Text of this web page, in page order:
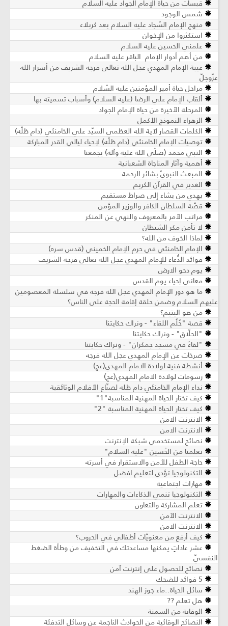
قبسات من حياة الإمام الجواد عليه السلام
شمس الوجود
منهج الإمام السّجاد عليه السلام بعد كربلاء
استكثروا من الإخوان
علمني الحسين عليه السلام
من أهم أدوار الإمام الباقر عليه السلام
غيبة الإمام المهدي عجل الله تعالى فرجه الشريف من أسرار الله
عزّوجلّ
مراحل حياة أمير المؤمنين عليه السّلام
ألقاب الإمام علي الرضا (عليه السلام) وأسباب تسميته بها
المرحلة الأخيرة من حياة الإمام الجواد
الزهراء النموذج الأكمل
الكلمات القصار لآية الله العظمى السيّد علي الخامنئي (دام ظلّه)
توصيات الإمام الخامنئي (دام ظلّه) لإحياء ليالي القدر المباركة
النبي محمد (صلّى الله عليه وآله) يجمعنا
أهمية وآثار المناجاة الشعبانية
المبعث النبويّ بشائر الرحمة
الغدير في القرآن الكريم
يهدي من يشاء إلى صراط مستقيم
قصّة السلطان الكافر والوزير المؤمن
مراتب الأمر بالمعروف والنهي عن المنكر
لا تأمن مكر الشيطان
لماذا الخوف من الله؟
الإمام الخامنئي في حرم الإمام الخميني (قدس سره)
فوائد الدُّعاء للإمام المهدي عجل الله تعالى فرجه الشريف
يوم دحو الارض
معاني إحياء يوم القدس
ما هو دور الإمام المهدي عجل الله فرجه في سلسلة المعصومين
عليهم السلام وضمن حلقة إقامة الحجة على الناس؟
من هو اليتيم؟
قصة "حُلُم اللقاء" - ونراك حكايتنا
"الحلّاق" - ونراك حكايتنا
"لقاءٌ في مسجد جمكران" - ونراك حكايتنا
صرخات عن الإمام المهدي عجل الله فرجه
أنشطة فنية لولادة الامام المهدي(عج)
رسومات لولادة الامام المهدي(عج)
نداء الإمام الخامنئي دام ظله لصنّاع الأفلام الوثائقية
كيف تختار الحياة المهنية المناسبة"1"
كيف تختار الحياة المهنية المناسبة "2"
الانترنت الامن
الانترنت الامن
نصائح لمستخدمي شبكة الإنترنت
تعلمنا من الحُسين "عليه السلام"
حاجة الطفل للأمن والاستقرار في أسرته
التكنولوجيا تؤدي لتعليم افضل
مهارات اجتماعية
التكنولوجيا تنمي الذكاءات والمهارات
تعلم المشاركة والتعاون
الانترنت الآمن
الانترنت الامن
كيف أرفع من معنويّات أطفالي في الحروب؟
عشر عاداتٍ يمكنها مساعدتك في التخفيف من وطأة الضغط
النفسيّ
نصائح للحصول على إنترنت آمن
5 فوائد للضحك
سائل الحياة..ماء جوز الهند
هل تعلم ??
الوقاية من السمنة
النصائح الوقائية من الحوادث الناجمة عن وسائل التدفئة